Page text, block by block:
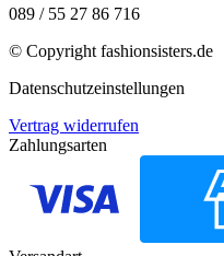
089 / 55 27 86 716
© Copyright fashionsisters.de
Datenschutzeinstellungen
Vertrag widerrufen
Zahlungsarten